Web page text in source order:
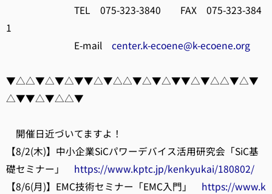
TEL 075-323-3840 FAX 075-323-384
1
E-mail center.k-ecoene@k-ecoene.org
▼△△▼△▼△▼▼△▼△△▼△▼△▼▼△▼△△▼△▼
△▼▼△▼△△▼
開催日近づいてますよ！
【8/2(木)】中小企業SiCパワーデバイス活用研究会「SiC基
礎セミナー」 https://www.kptc.jp/kenkyukai/180802/
【8/6(月)】EMC技術セミナー「EMC入門」 https://www.k